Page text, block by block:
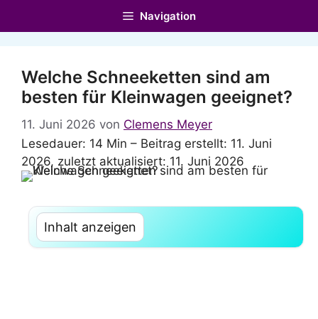
Navigation
Welche Schneeketten sind am
besten für Kleinwagen geeignet?
11. Juni 2026 von Clemens Meyer
Lesedauer: 14 Min – Beitrag erstellt: 11. Juni
2026, zuletzt aktualisiert: 11. Juni 2026
Inhalt anzeigen